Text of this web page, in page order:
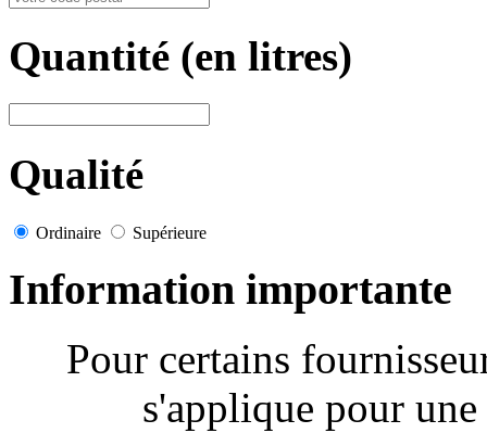
Quantité (en litres)
Qualité
Ordinaire Supérieure
Information importante
Pour certains
s'applique pour